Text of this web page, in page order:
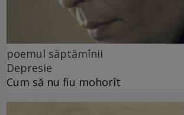
poemul săptămînii
Depresie
Cum să nu fiu mohorît